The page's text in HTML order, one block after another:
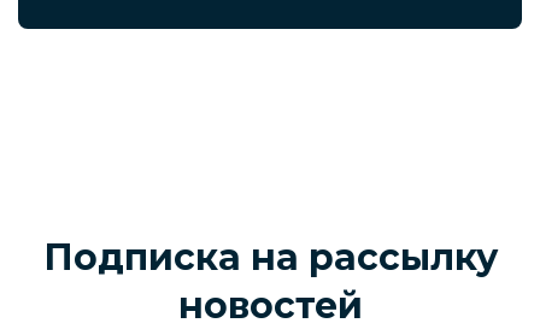
Подписка на рассылку
новостей